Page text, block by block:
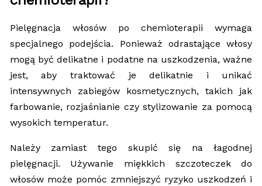
Pielęgnacja włosów po chemioterapii wymaga
specjalnego podejścia. Ponieważ odrastające włosy
mogą być delikatne i podatne na uszkodzenia, ważne
jest, aby traktować je delikatnie i unikać
intensywnych zabiegów kosmetycznych, takich jak
farbowanie, rozjaśnianie czy stylizowanie za pomocą
wysokich temperatur.
Należy zamiast tego skupić się na łagodnej
pielęgnacji. Używanie miękkich szczoteczek do
włosów może pomóc zmniejszyć ryzyko uszkodzeń i